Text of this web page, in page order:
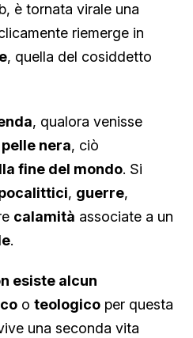
è tornata virale una
riemerge in
, quella del cosiddetto
, qualora venisse
nera, ciò
fine del mondo. Si
, guerre,
calamità associate a un
.
esiste alcun
o teologico per questa
una seconda vita